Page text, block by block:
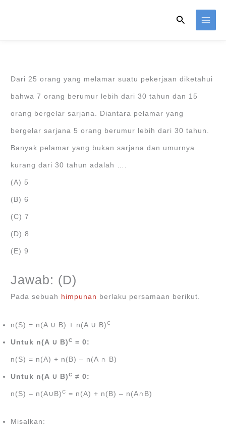
Search
Dari 25 orang yang melamar suatu pekerjaan diketahui
bahwa 7 orang berumur lebih dari 30 tahun dan 15
orang bergelar sarjana. Diantara pelamar yang
bergelar sarjana 5 orang berumur lebih dari 30 tahun.
Banyak pelamar yang bukan sarjana dan umurnya
kurang dari 30 tahun adalah ….
(A) 5
(B) 6
(C) 7
(D) 8
(E) 9
Jawab: (D)
Pada sebuah himpunan berlaku persamaan berikut.
n(S) = n(A ∪ B) + n(A ∪ B)C
Untuk n(A ∪ B)C = 0:
n(S) = n(A) + n(B) – n(A ∩ B)
Untuk n(A ∪ B)C ≠ 0:
n(S) – n(A∪B)C = n(A) + n(B) – n(A∩B)
Misalkan: